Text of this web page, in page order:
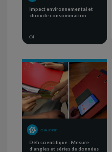
Impact environnemental et
choix de consommation
C4
CHALLENGE
Défi scientifique : Mesure
d’angles et séries de données